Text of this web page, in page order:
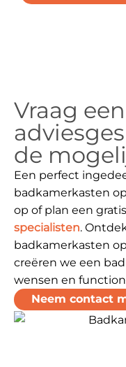
Vraag
de
Een perfect
badkamerkasten
op of plan een
specialisten.
badkamerkasten
creëren we een
wensen en
Neem contact